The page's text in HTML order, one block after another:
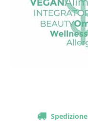
Spedizione